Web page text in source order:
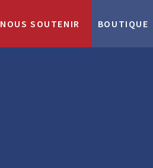
NOUS SOUTENIR BOUTIQUE